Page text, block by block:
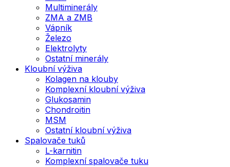
Multiminerály
ZMA a ZMB
Vápník
Železo
Elektrolyty
Ostatní minerály
Kloubní výživa
Kolagen na klouby
Komplexní kloubní výživa
Glukosamin
Chondroitin
MSM
Ostatní kloubní výživa
Spalovače tuků
L-karnitin
Komplexní spalovače tuku